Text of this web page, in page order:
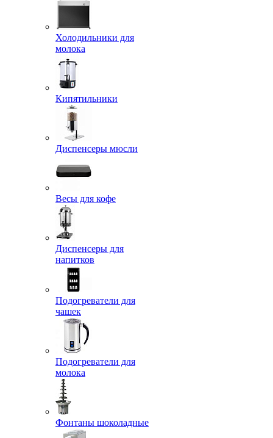
Холодильники для
молока
Кипятильники
Диспенсеры мюсли
Весы для кофе
Диспенсеры для
напитков
Подогреватели для
чашек
Подогреватели для
молока
Фонтаны шоколадные